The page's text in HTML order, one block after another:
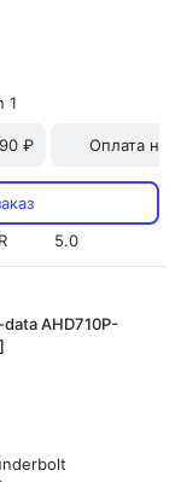
1
₽ Оплата
5.0
AHD710P-